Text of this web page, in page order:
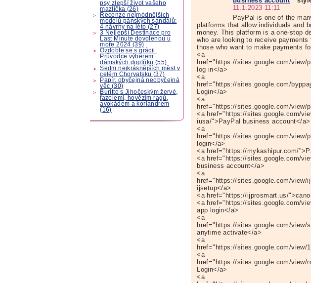
psy zlepší život vašeho
mazlíčka (26)
Recenze nejmódnějších
modelů pánských sandálů:
4 návrhy na léto (27)
3 Nejlepší Destinace pro
Last Minute dovolenou u
moře 2024 (39)
Ozdobte se s grácii:
Průvodce výběrem
dámských doplňků (55)
Sedm nejkrásnějších měst v
celém Chorvatsku (37)
Papír, obyčejná neobyčejná
věc (30)
Buritto s Jihočeským žervé,
fazolemi, hovězím ragú,
avokádem a koriandrem
(16)
11.1.2023 11:11
PayPal is one of the
platforms that allow individuals and
money. This platform is a one-stop
who are looking to receive
those who want to make payments
<a
href="https://sites.google.com/view/
log in</a>
<a
href="https://sites.google.com/
Login</a>
<a
href="https://sites.google.com/view/
<a href="https://sites.google.com/
iusa/">PayPal business account</a>
<a
href="https://sites.google.com/view/
login</a>
<a href="https://mykashipur.com/
<a href="https://sites.google.com/
business account</a>
<a
href="https://sites.google.com/view/
ijsetup</a>
<a href="https://ijprosmart.us/
<a href="https://sites.google.com/
app login</a>
<a
href="https://sites.google.com/view/
anytime activate</a>
<a
href="https://sites.google.com/view/
<a
href="https://sites.google.com/view/
Login</a>
<a